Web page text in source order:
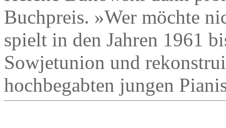
Buchpreis. »Wer möchte
spielt in den Jahren 1961
Sowjetunion und
hochbegabten jungen